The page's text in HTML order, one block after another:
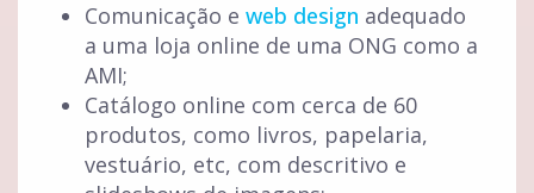
Comunicação e web design adequado
a uma loja online de uma ONG como a
AMI;
Catálogo online com cerca de 60
produtos, como livros, papelaria,
vestuário, etc, com descritivo e